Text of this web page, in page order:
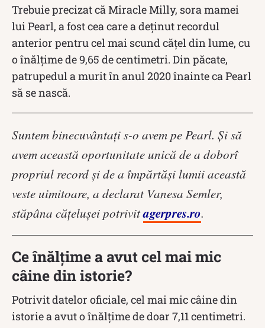
Trebuie precizat că Miracle Milly, sora mamei
lui Pearl, a fost cea care a deținut recordul
anterior pentru cel mai scund cățel din lume, cu
o înălțime de 9,65 de centimetri. Din păcate,
patrupedul a murit în anul 2020 înainte ca Pearl
să se nască.
Suntem binecuvântaţi s-o avem pe Pearl. Şi să
avem această oportunitate unică de a doborî
propriul record şi de a împărtăşi lumii această
veste uimitoare, a declarat Vanesa Semler,
stăpâna cățelușei potrivitagerpres.ro.
Ce înălțime a avut cel mai mic
câine din istorie?
Potrivit datelor oficiale, cel mai mic câine din
istorie a avut o înălțime de doar 7,11 centimetri.